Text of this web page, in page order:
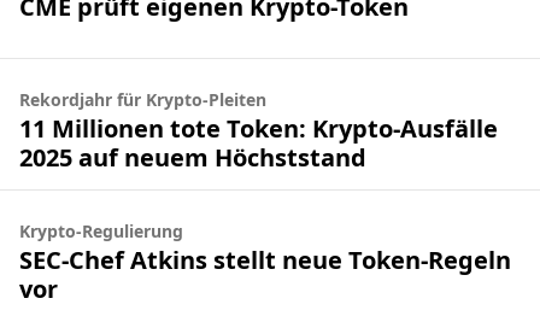
Rekordjahr für Krypto-Pleiten
11 Millionen tote Token: Krypto-Ausfälle
2025 auf neuem Höchststand
Krypto-Regulierung
SEC-Chef Atkins stellt neue Token-Regeln
vor